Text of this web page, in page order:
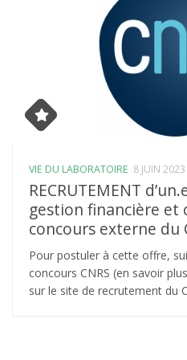
VIE DU LABORATOIRE 8 JUIN 2023
RECRUTEMENT
gestion financière et
concours externe du
Pour postuler à cette offre,
concours CNRS (en savoir
sur le site de recrutement du